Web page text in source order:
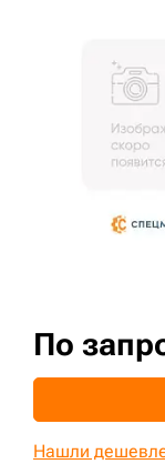
По
Нашли
3D тур по
3D тур по
sksale@skdst.ru